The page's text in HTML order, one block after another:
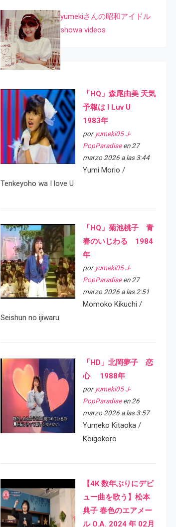
yumekiさんの昭和アイドル
showa videos
「HQ」森尾由美 天気
予報は I Luv U
1983年
por yumeki05 J-
PopParadiseen 27
marzo 2026 a las 3:44
Yumi Morio /
Tenkeyoho wa I love U
「HQ」菊池桃子 青
春のいじわる 1984
年
por yumeki05 J-
PopParadiseen 27
marzo 2026 a las 2:51
Momoko Kikuchi /
Seishun no ijiwaru
「HD」北岡夢子 恋
心 1988年
por yumeki05 J-
PopParadiseen 26
marzo 2026 a las 3:57
Yumeko Kitaoka /
Koigokoro
【4K 数年ぶりにデビ
ュー曲を歌う】松本
典子 春色のエアメー
ル O.A. 2024 年 02月